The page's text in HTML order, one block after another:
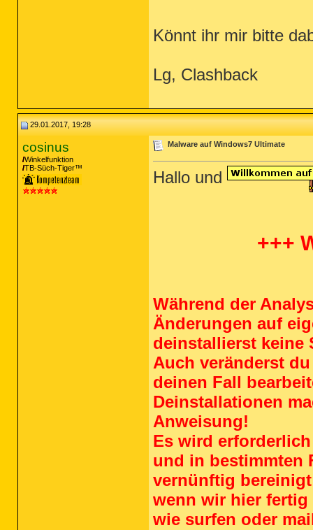
Könnt ihr mir bitte
Lg, Clashback
29.01.2017, 19:28
cosinus
Winkelfunktion
TB-Süch-Tiger™
Malware auf Windows7 Ultimate
Hallo und
+++
Während der
Änderungen auf
deinstallierst keine
Auch veränderst
deinen Fall
Deinstallationen
Anweisung!
Es wird
und in bestimmten
vernünftig
wenn wir hier
wie surfen oder